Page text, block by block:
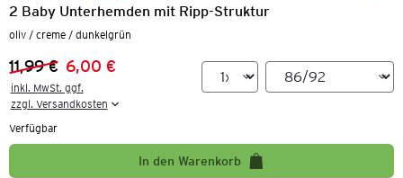
2 Baby Unterhemden mit Ripp-Struktur
oliv / creme / dunkelgrün
Vorheriger Preis:
11,99 €
Neuer Preis:
6,00 €
inkl. MwSt. ggf.
zzgl. Versandkosten
Verfügbar
In den Warenkorb